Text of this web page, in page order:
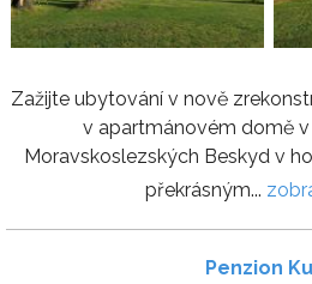
Zažijte ubytování v nově
v apartmánovém domě
Moravskoslezských Beskyd v
překrásným...
Penzion